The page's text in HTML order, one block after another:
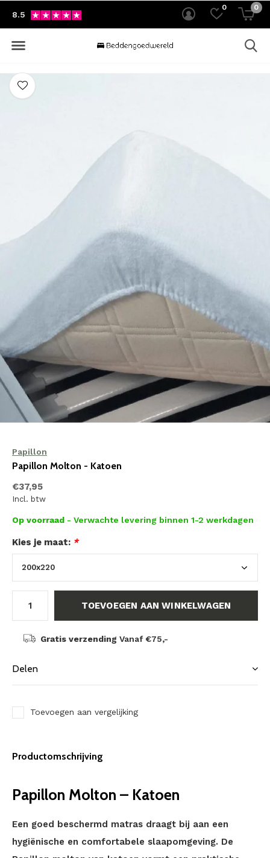
0 0
8.5
Papillon
Papillon Molton - Katoen
€37,95
Incl. btw
Op voorraad - Verwachte levering binnen 1-2 werkdagen
Kies je maat: *
TOEVOEGEN AAN WINKELWAGEN
Gratis verzending Vanaf €75,-
Delen
Toevoegen aan vergelijking
Productomschrijving
Papillon Molton – Katoen
Een goed beschermd matras draagt bij aan een
hygiënische en comfortabele slaapomgeving. De